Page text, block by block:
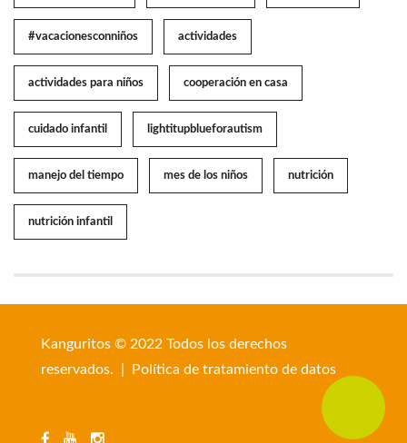
#vacacionesconniños actividades
actividades para niños cooperación en casa
cuidado infantil lightitupblueforautism
manejo del tiempo mes de los niños nutrición
nutrición infantil
Kanguritos © 2022 Todos los derechos
reservados. |
Política de tratamiento de datos